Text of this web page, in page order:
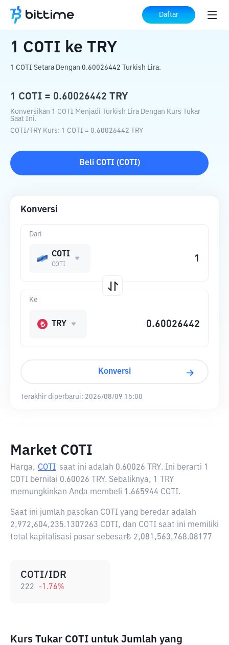
Daftar
Beranda Konverter Kripto ke TRY
1 COTI ke TRY
1 COTI Setara Dengan 0.60026442 Turkish Lira.
1 COTI = 0.60026442 TRY
Konversikan 1 COTI Menjadi Turkish Lira Dengan Kurs Tukar
Saat Ini.
COTI/ TRY Kurs: 1 COTI = 0.60026442 TRY
Beli COTI (COTI)
Konversi
Dari
COTI
COTI
Ke
TRY
Konversi
Terakhir diperbarui: 2026/08/09 15:00
Market COTI
Harga, COTI saat ini adalah 0.60026 TRY. Ini berarti 1
COTI bernilai 0.60026 TRY. Sebaliknya, 1 TRY
memungkinkan Anda membeli 1.665944 COTI.
Saat ini jumlah pasokan COTI yang beredar adalah
2,972,604,235.1307263 COTI, dan COTI saat ini memiliki
total kapitalisasi pasar sebesar₺ 2,081,563,768.08177
COTI/IDR
222 -1.76%
Kurs Tukar COTI untuk Jumlah yang